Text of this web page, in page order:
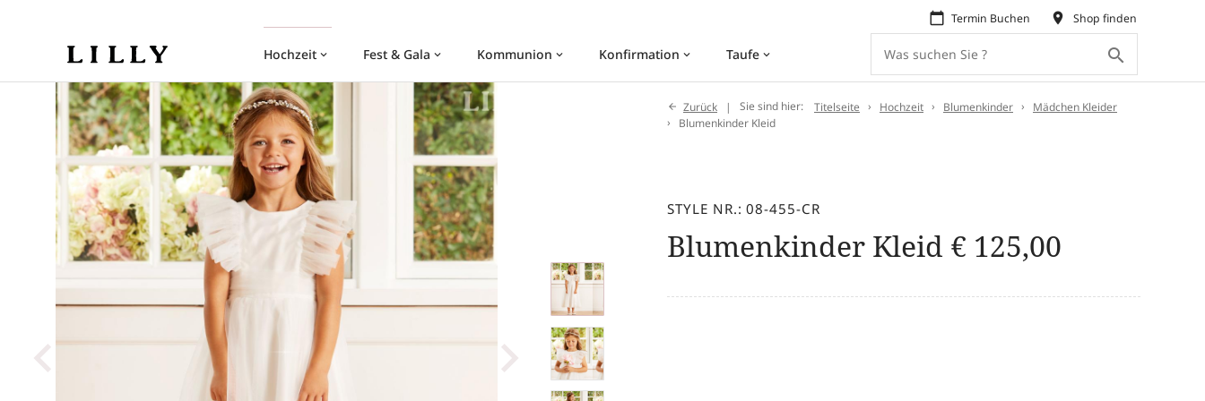
Hochzeit keyboard_arrow_down Fest & Gala keyboard_arrow_down Kommunion keyboard_arrow_down Konfirmation keyboard_arrow_down Taufe keyboard_arrow_down search
calendar_today Termin Buchen place Shop finden
Zurück Sie sind hier: Titelseite Hochzeit Blumenkinder
Mädchen Kleider
Blumenkinder Kleid
STYLE NR.: 08-455-CR
Blumenkinder Kleid € 125,00